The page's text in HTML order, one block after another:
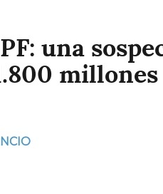
una